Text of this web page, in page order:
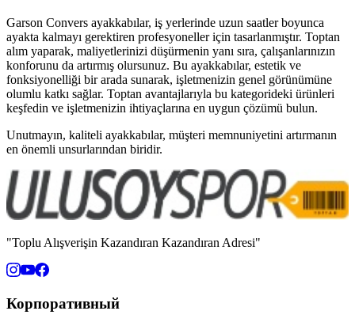
Garson Convers ayakkabılar, iş yerlerinde uzun saatler boyunca
ayakta kalmayı gerektiren profesyoneller için tasarlanmıştır. Toptan
alım yaparak, maliyetlerinizi düşürmenin yanı sıra, çalışanlarınızın
konforunu da artırmış olursunuz. Bu ayakkabılar, estetik ve
fonksiyonelliği bir arada sunarak, işletmenizin genel görünümüne
olumlu katkı sağlar. Toptan avantajlarıyla bu kategorideki ürünleri
keşfedin ve işletmenizin ihtiyaçlarına en uygun çözümü bulun.
Unutmayın, kaliteli ayakkabılar, müşteri memnuniyetini artırmanın
en önemli unsurlarından biridir.
"Toplu Alışverişin Kazandıran Kazandıran Adresi"
Корпоративный